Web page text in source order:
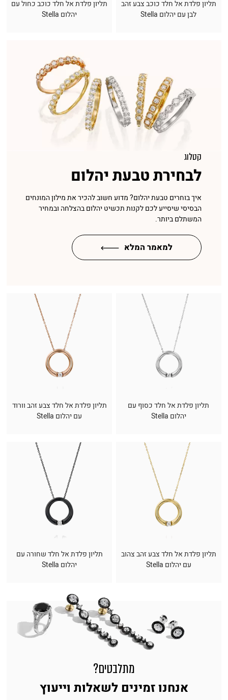
תליון פלדת אל חלד כוכב צבע זהב
לבן עם יהלום Stella
תליון פלדת אל חלד כוכב כחול עם
יהלום Stella
קטלוג
לבחירת טבעת יהלום
איך בוחרים טבעת יהלום? מדוע חשוב להכיר את מילון המונחים
הבסיסי שיסייע לכם לקנות תכשיט יהלום בהצלחה ובמחיר
המשתלם ביותר.
למאמר המלא
תליון פלדת אל חלד כסוף עם
יהלום Stella
תליון פלדת אל חלד צבע זהב וורוד
עם יהלום Stella
תליון פלדת אל חלד צבע זהב צהוב
עם יהלום Stella
תליון פלדת אל חלד שחורה עם
יהלום Stella
מתלבטים?
אנחנו זמינים לשאלות וייעוץ